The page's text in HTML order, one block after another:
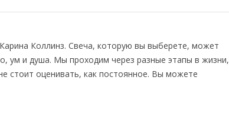
Коллинз. Свеча, которую вы выберете, может
ум и душа. Мы проходим через разные этапы в жизни,
стоит оценивать, как постоянное. Вы можете